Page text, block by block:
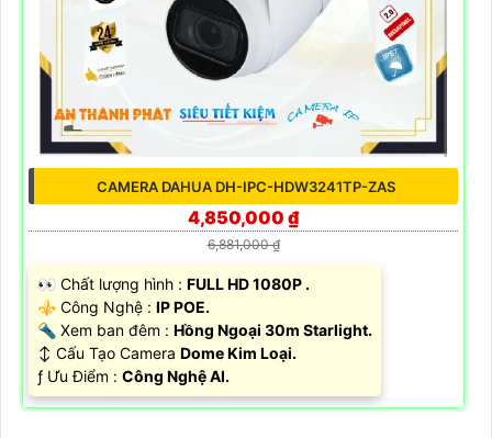
CAMERA DAHUA DH-IPC-HDW3241TP-ZAS
4,850,000 ₫
6,881,000 ₫
️👀 Chất lượng hình : FULL HD 1080P .
⚜️ Công Nghệ : IP POE.
🔦 Xem ban đêm : Hồng Ngoại 30m Starlight.
↕️ Cấu Tạo Camera Dome Kim Loại.
️ƒ Ưu Điểm : Công Nghệ AI.